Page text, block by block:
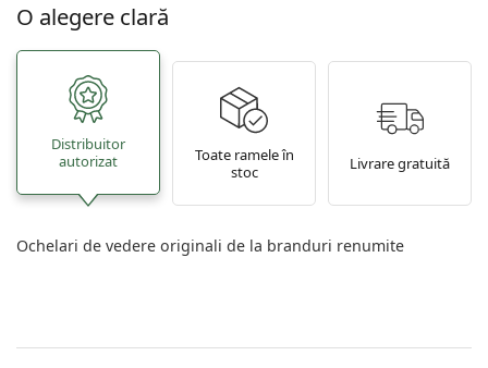
O alegere clară
Distribuitor
autorizat
Toate ramele în
stoc
Livrare gratuită
Ochelari de vedere originali de la branduri renumite